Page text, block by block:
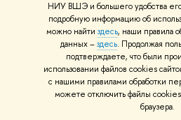
НИУ ВШЭ и большего удобства
подробную информацию об
можно найти здесь, наши правила
данных –здесь. Продолжая
подтверждаете, что были
использовании файлов cookies
с нашими правилами обработки
можете отключить файлы
браузера.
Статья
Город и городские
урбанологические аспекты
части
Ларичев А. А.,Виноградов В. А.
Муниципальное имущество: